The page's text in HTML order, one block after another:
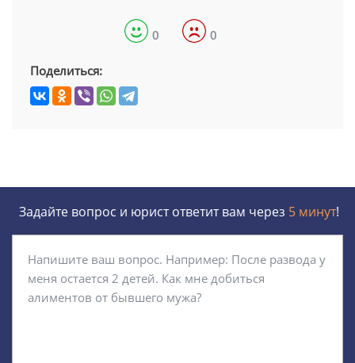
0 0
Поделиться:
Задайте вопрос и юрист ответит вам через 5 минут!